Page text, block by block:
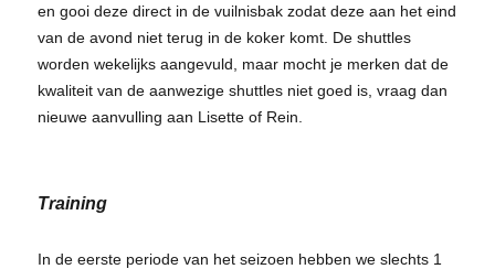
en gooi deze direct in de vuilnisbak zodat deze aan het eind
van de avond niet terug in de koker komt. De shuttles
worden wekelijks aangevuld, maar mocht je merken dat de
kwaliteit van de aanwezige shuttles niet goed is, vraag dan
nieuwe aanvulling aan Lisette of Rein.
Training
In de eerste periode van het seizoen hebben we slechts 1